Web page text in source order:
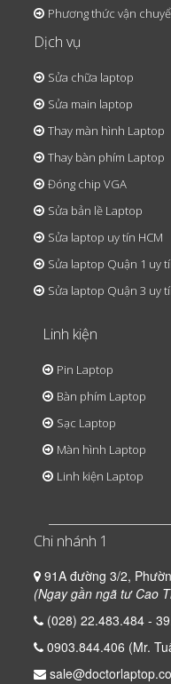
Phương thức vận
Dịch vụ
Sửa chữa laptop
Sửa main laptop
Thay màn hình Laptop
Thay bàn phím Laptop
Đóng chip VGA
Sửa bản lề Laptop
Sửa laptop uy tín HCM
Sửa laptop Quận 1 uy
Sửa laptop Quận 3 uy
Linh kiện
Pin Laptop
Bàn phím Laptop
Sạc Laptop
Màn hình Laptop
Linh kiện Laptop
Chi nhánh 1
91A đường 3/2,
(Ngay gần ngã tư Cao
(028) 22.483.484 -
0903.844.406 (Mr.